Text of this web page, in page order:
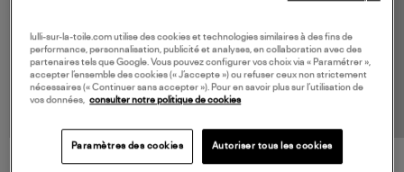
PYRENEX MAX MARA
lulli-sur-la-toile.com utilise des cookies et technologies similaires à des fins de
performance, personnalisation, publicité et analyses, en collaboration avec des
partenaires tels que Google. Vous pouvez configurer vos choix via « Paramétrer »,
accepter l’ensemble des cookies (« J’accepte ») ou refuser ceux non strictement
nécessaires (« Continuer sans accepter »). Pour en savoir plus sur l’utilisation de
vos données, consulter notre politique de cookies
Paramètres des cookies Autoriser tous les cookies